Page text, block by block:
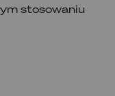
stosowaniu